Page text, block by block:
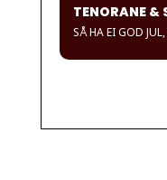
TENORANE &
SÅ HA EI GOD